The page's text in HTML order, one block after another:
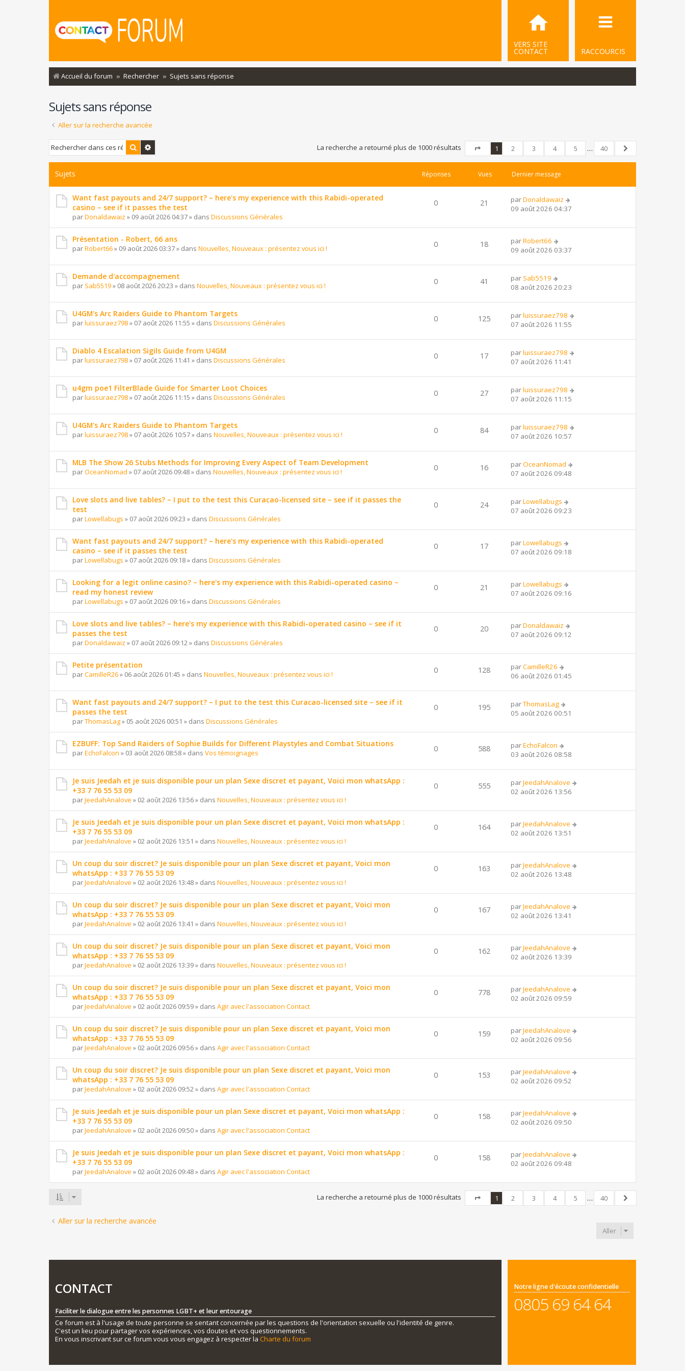
RACCOURCIS
VERS SITE
CONTACT
Accueil du forum Rechercher Sujets sans réponse
Sujets sans réponse
Aller sur la recherche avancée
Rechercher
La recherche a retourné plus de 1000 résultats
Page
sur40
1 2 3 4 5 …
40
Suivant
Sujets Réponses Vues Dernier message
Want fast payouts and 24/7 support? – here's my experience with this Rabidi-operated
casino – see if it passes the test
parDonaldawaiz » 09 août 2026 04:37» dans Discussions Générales
0 21 parDonaldawaiz
09 août 2026 04:37
Présentation - Robert, 66 ans
parRobert66» 09 août 2026 03:37» dans Nouvelles, Nouveaux : présentez vous ici ! 0 18 parRobert66
09 août 2026 03:37
Demande d'accompagnement
par Sab5519» 08 août 2026 20:23 » dans Nouvelles, Nouveaux : présentez vous ici ! 0 41 par Sab5519
08 août 2026 20:23
U4GM's Arc Raiders Guide to Phantom Targets
parluissuraez798» 07 août 2026 11:55 » dans Discussions Générales 0 125 parluissuraez798
07 août 2026 11:55
Diablo 4 Escalation Sigils Guide from U4GM
parluissuraez798» 07 août 2026 11:41 » dans Discussions Générales 0 17 parluissuraez798
07 août 2026 11:41
u4gm poe1 FilterBlade Guide for Smarter Loot Choices
parluissuraez798» 07 août 2026 11:15 » dans Discussions Générales 0 27 parluissuraez798
07 août 2026 11:15
U4GM's Arc Raiders Guide to Phantom Targets
parluissuraez798» 07 août 2026 10:57» dans Nouvelles, Nouveaux : présentez vous ici ! 0 84 parluissuraez798
07 août 2026 10:57
MLB The Show 26 Stubs Methods for Improving Every Aspect of Team Development
parOceanNomad » 07 août 2026 09:48» dans Nouvelles, Nouveaux : présentez vous ici ! 0 16 parOceanNomad
07 août 2026 09:48
Love slots and live tables? – I put to the test this Curacao-licensed site – see if it passes the
test
parLowellabugs » 07 août 2026 09:23 » dans Discussions Générales
0 24 parLowellabugs
07 août 2026 09:23
Want fast payouts and 24/7 support? – here's my experience with this Rabidi-operated
casino – see if it passes the test
parLowellabugs » 07 août 2026 09:18» dans Discussions Générales
0 17 parLowellabugs
07 août 2026 09:18
Looking for a legit online casino? – here's my experience with this Rabidi-operated casino –
read my honest review
parLowellabugs » 07 août 2026 09:16» dans Discussions Générales
0 21 parLowellabugs
07 août 2026 09:16
Love slots and live tables? – here's my experience with this Rabidi-operated casino – see if it
passes the test
parDonaldawaiz » 07 août 2026 09:12 » dans Discussions Générales
0 20 parDonaldawaiz
07 août 2026 09:12
Petite présentation
parCamilleR26» 06 août 2026 01:45 » dans Nouvelles, Nouveaux : présentez vous ici ! 0 128 parCamilleR26
06 août 2026 01:45
Want fast payouts and 24/7 support? – I put to the test this Curacao-licensed site – see if it
passes the test
parThomasLag» 05 août 2026 00:51 » dans Discussions Générales
0 195 parThomasLag
05 août 2026 00:51
EZBUFF: Top Sand Raiders of Sophie Builds for Different Playstyles and Combat Situations
parEchoFalcon » 03 août 2026 08:58» dans Vos témoignages 0 588 parEchoFalcon
03 août 2026 08:58
Je suis Jeedah et je suis disponible pour un plan Sexe discret et payant, Voici mon whatsApp :
+33 7 76 55 53 09
parJeedahAnalove » 02 août 2026 13:56» dans Nouvelles, Nouveaux : présentez vous ici !
0 555 parJeedahAnalove
02 août 2026 13:56
Je suis Jeedah et je suis disponible pour un plan Sexe discret et payant, Voici mon whatsApp :
+33 7 76 55 53 09
parJeedahAnalove » 02 août 2026 13:51 » dans Nouvelles, Nouveaux : présentez vous ici !
0 164 parJeedahAnalove
02 août 2026 13:51
Un coup du soir discret? Je suis disponible pour un plan Sexe discret et payant, Voici mon
whatsApp : +33 7 76 55 53 09
parJeedahAnalove » 02 août 2026 13:48» dans Nouvelles, Nouveaux : présentez vous ici !
0 163 parJeedahAnalove
02 août 2026 13:48
Un coup du soir discret? Je suis disponible pour un plan Sexe discret et payant, Voici mon
whatsApp : +33 7 76 55 53 09
parJeedahAnalove » 02 août 2026 13:41 » dans Nouvelles, Nouveaux : présentez vous ici !
0 167 parJeedahAnalove
02 août 2026 13:41
Un coup du soir discret? Je suis disponible pour un plan Sexe discret et payant, Voici mon
whatsApp : +33 7 76 55 53 09
parJeedahAnalove » 02 août 2026 13:39» dans Nouvelles, Nouveaux : présentez vous ici !
0 162 parJeedahAnalove
02 août 2026 13:39
Un coup du soir discret? Je suis disponible pour un plan Sexe discret et payant, Voici mon
whatsApp : +33 7 76 55 53 09
parJeedahAnalove » 02 août 2026 09:59» dans Agir avec l'association Contact
0 778 parJeedahAnalove
02 août 2026 09:59
Un coup du soir discret? Je suis disponible pour un plan Sexe discret et payant, Voici mon
whatsApp : +33 7 76 55 53 09
parJeedahAnalove » 02 août 2026 09:56» dans Agir avec l'association Contact
0 159 parJeedahAnalove
02 août 2026 09:56
Un coup du soir discret? Je suis disponible pour un plan Sexe discret et payant, Voici mon
whatsApp : +33 7 76 55 53 09
parJeedahAnalove » 02 août 2026 09:52 » dans Agir avec l'association Contact
0 153 parJeedahAnalove
02 août 2026 09:52
Je suis Jeedah et je suis disponible pour un plan Sexe discret et payant, Voici mon whatsApp :
+33 7 76 55 53 09
parJeedahAnalove » 02 août 2026 09:50» dans Agir avec l'association Contact
0 158 parJeedahAnalove
02 août 2026 09:50
Je suis Jeedah et je suis disponible pour un plan Sexe discret et payant, Voici mon whatsApp :
+33 7 76 55 53 09
parJeedahAnalove » 02 août 2026 09:48» dans Agir avec l'association Contact
0 158 parJeedahAnalove
02 août 2026 09:48
La recherche a retourné plus de 1000 résultats
Page
sur40
1 2 3 4 5 …
40
Suivant
Aller sur la recherche avancée
Aller
CONTACT
Faciliter le dialogue entre les personnes LGBT+ et leur entourage
Ce forum est à l'usage de toute personne se sentant concernée par les questions de l'orientation sexuelle ou l'identité de genre.
C'est un lieu pour partager vos expériences, vos doutes et vos questionnements.
En vous inscrivant sur ce forum vous vous engagez à respecter la Charte du forum
Notre ligne d'écoute confidentielle
0805 69 64 64